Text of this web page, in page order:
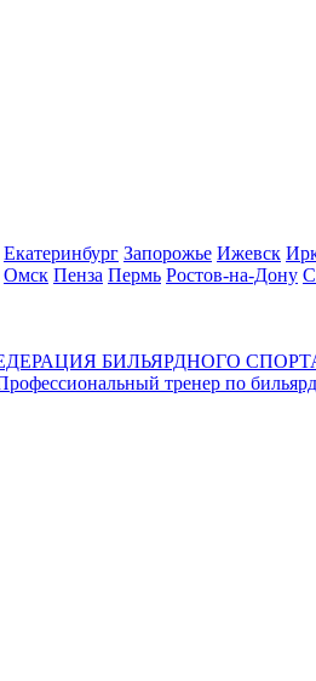
Екатеринбург Запорожье Ижевск
Омск Пенза Пермь Ростов-на-Дону